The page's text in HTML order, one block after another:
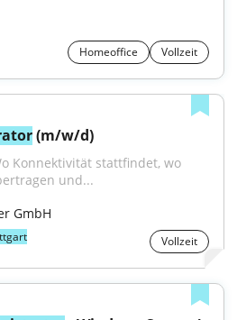
Homeoffice Vollzeit
(m/w/d)
Konnektivität stattfindet, wo
und...
GmbH
Vollzeit